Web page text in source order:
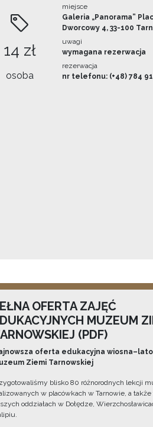
14 zł
osoba
miejsce
Galeria „Panorama” Plac
Dworcowy 4, 33-100
uwagi
wymagana rezerwacja
rezerwacja
nr telefonu: (+48) 784
OFERTA ZAJĘĆ
MUZEUM
(PDF)
oferta edukacyjna
Ziemi Tarnowskiej
blisko 80 różnorodnych lekcji
w placówkach w Tarnowie, a także
oddziałach w Dołędze,